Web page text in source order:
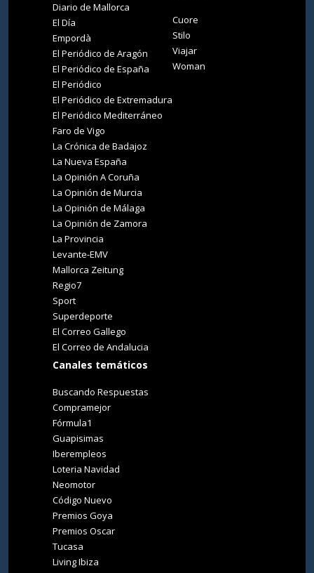
Diario de Mallorca
El Día
Empordà
El Periódico de Aragón
El Periódico de España
El Periódico
El Periódico de Extremadura
El Periódico Mediterráneo
Faro de Vigo
La Crónica de Badajoz
La Nueva España
La Opinión A Coruña
La Opinión de Murcia
La Opinión de Málaga
La Opinión de Zamora
La Provincia
Levante-EMV
Mallorca Zeitung
Regio7
Sport
Superdeporte
El Correo Gallego
El Correo de Andalucia
Canales temáticos
Buscando Respuestas
Compramejor
Fórmula1
Guapisimas
Iberempleos
Loteria Navidad
Neomotor
Código Nuevo
Premios Goya
Premios Oscar
Tucasa
Living Ibiza
Cuore
Stilo
Viajar
Woman